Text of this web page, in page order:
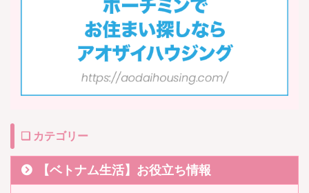
❏ カテゴリー
【ベトナム生活】お役立ち情報